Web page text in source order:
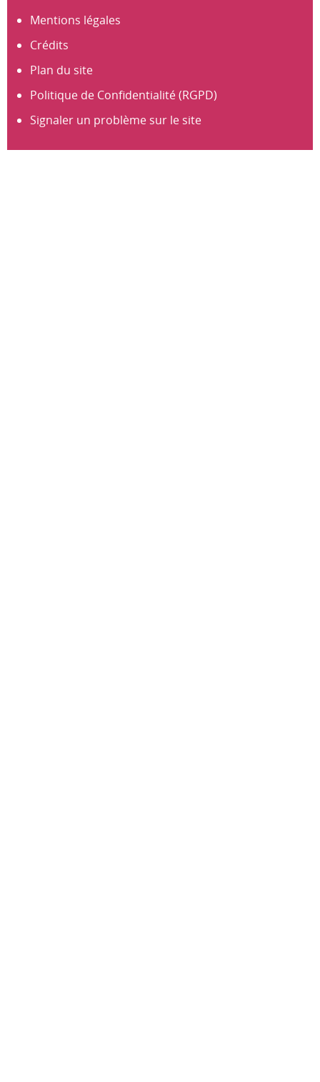
Mentions légales
Crédits
Plan du site
Politique de Confidentialité (RGPD)
Signaler un problème sur le site